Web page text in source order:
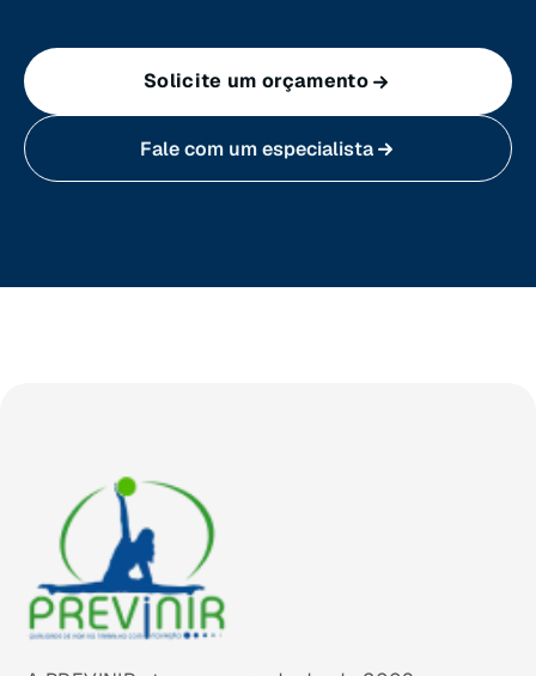
Solicite um orçamento
Fale com um especialista